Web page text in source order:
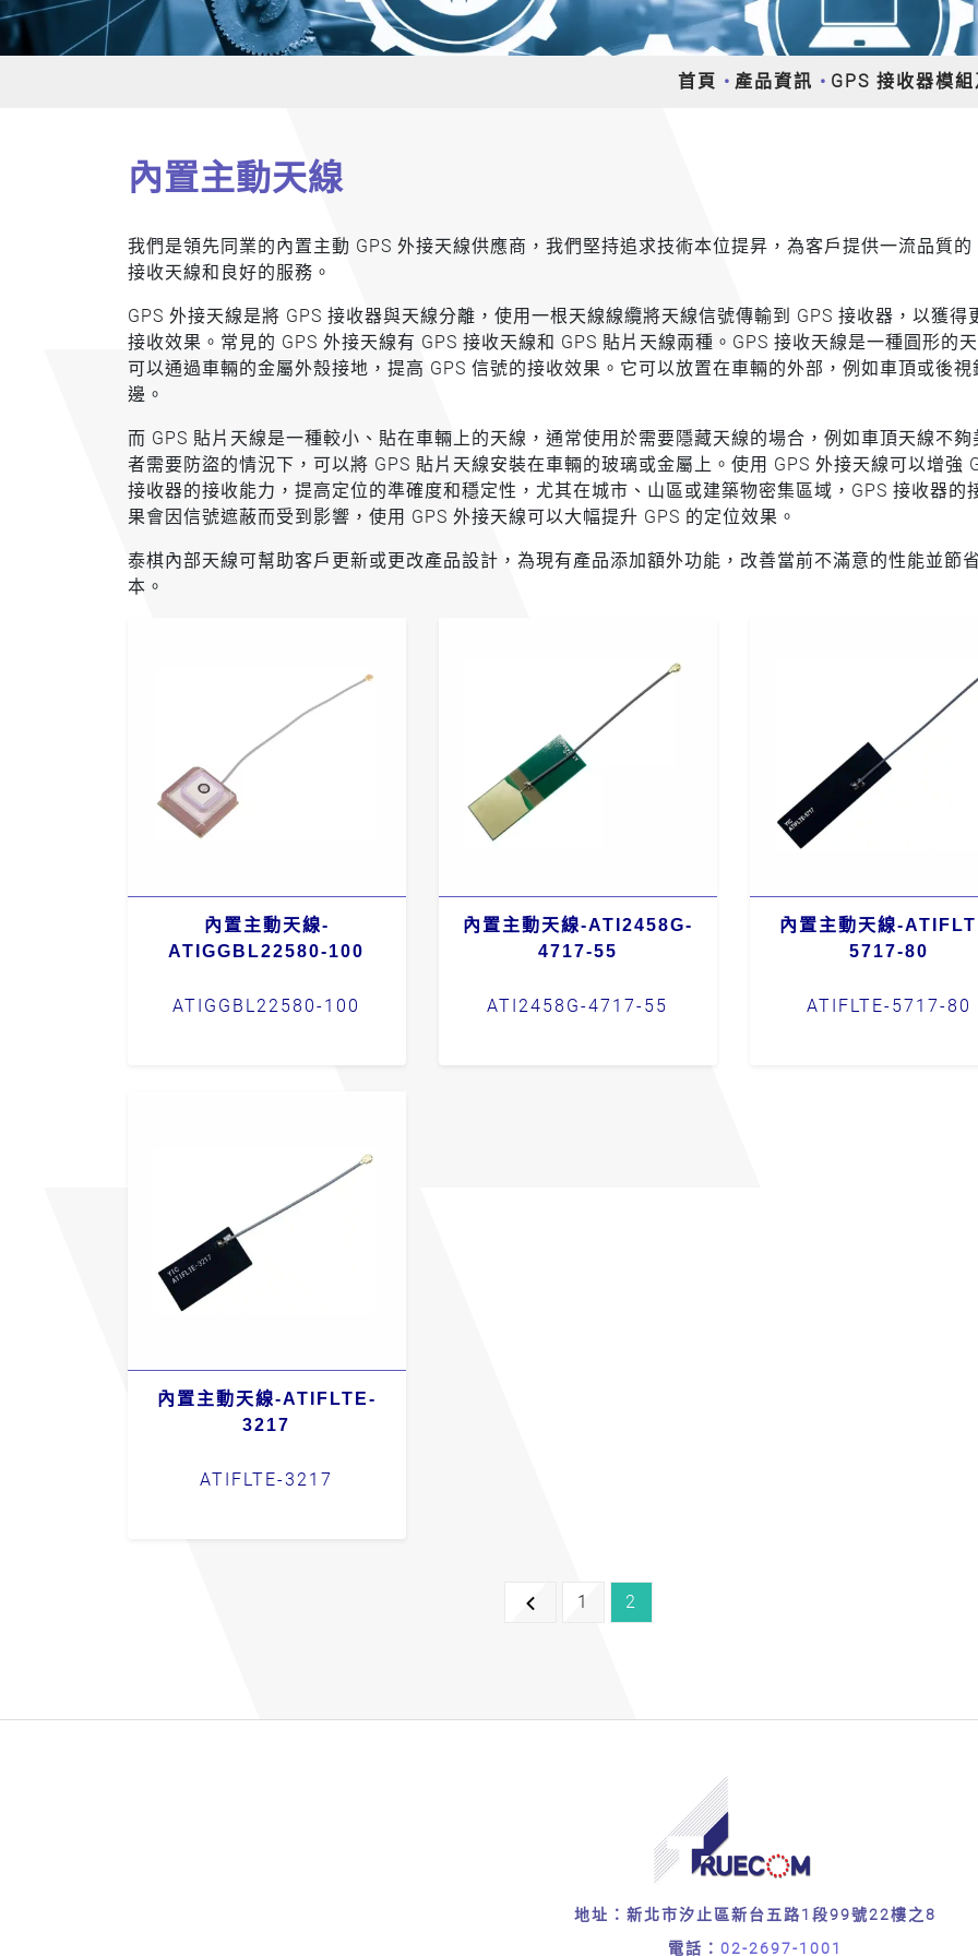
首頁 產品資訊 GPS 接收器模
內置主動天線
我們是領先同業的內置主動 GPS 外接天線供應商，我們堅持追求技術本位提昇，為客戶提供一流品質的
接收天線和良好的服務。
GPS 外接天線是將 GPS 接收器與天線分離，使用一根天線線纜將天線信號傳輸到 GPS 接收器，以獲得
接收效果。常見的 GPS 外接天線有 GPS 接收天線和 GPS 貼片天線兩種。GPS 接收天線是一種圓形的天
可以通過車輛的金屬外殼接地，提高 GPS 信號的接收效果。它可以放置在車輛的外部，例如車頂或後視
邊。
而 GPS 貼片天線是一種較小、貼在車輛上的天線，通常使用於需要隱藏天線的場合，例如車頂天線不夠
者需要防盜的情況下，可以將 GPS 貼片天線安裝在車輛的玻璃或金屬上。使用 GPS 外接天線可以增強
接收器的接收能力，提高定位的準確度和穩定性，尤其在城市、山區或建築物密集區域，GPS 接收器的
果會因信號遮蔽而受到影響，使用 GPS 外接天線可以大幅提升 GPS 的定位效果。
泰棋內部天線可幫助客戶更新或更改產品設計，為現有產品添加額外功能，改善當前不滿意的性能並節
本。
內置主動天線-
ATIGGBL22580-100
ATIGGBL22580-100
內置主動天線-ATI2458G-
4717-55
ATI2458G-4717-55
內置主動天線-
5717-80
ATIFLTE-5717-80
內置主動天線-ATIFLTE-
3217
ATIFLTE-3217
1 2
地址：新北市汐止區新台五路1段99號22樓之8
電話： 02-2697-1001